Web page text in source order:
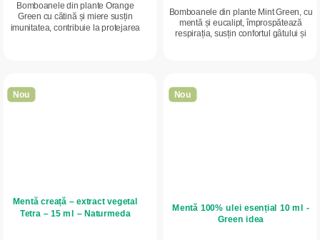
Bomboanele din plante Orange
Green cu cătină și miere susțin
imunitatea, contribuie la protejarea
Bomboanele din plante Mint Green, cu
mentă și eucalipt, împrospătează
respirația, susțin confortul gâtului și
Nou
Mentă creață – extract vegetal
Tetra – 15 ml – Naturmeda
Nou
Mentă 100% ulei esențial 10 ml -
Green idea